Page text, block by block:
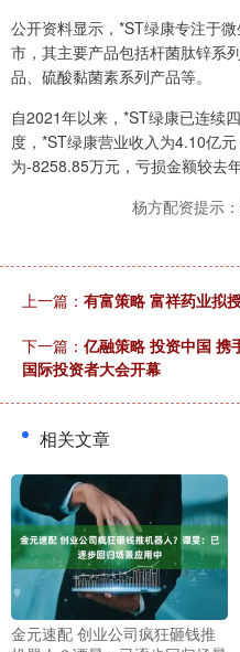
公开资料显示，*ST绿康专注于
市，其主要产品包括杆菌肽锌系
品、硫酸黏菌素系列产品等。
自2021年以来，*ST绿康已连续
度，*ST绿康营业收入为4.10亿
为-8258.85万元，亏损金额较去
杨方配资提示
上一篇： 有富策略 富祥药业拟
下一篇： 亿融策略 投资中国
国际投资者大会开幕
相关文章
金元速配 创业公司疯狂砸钱推